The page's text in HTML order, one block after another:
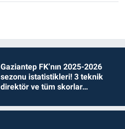
Gaziantep FK’nın 2025-2026
sezonu istatistikleri! 3 teknik
direktör ve tüm skorlar…